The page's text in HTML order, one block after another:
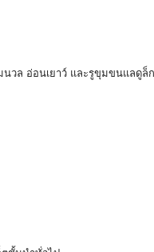
วล อ่อนเยาว์ และรูขุมขนแลดูล็ก